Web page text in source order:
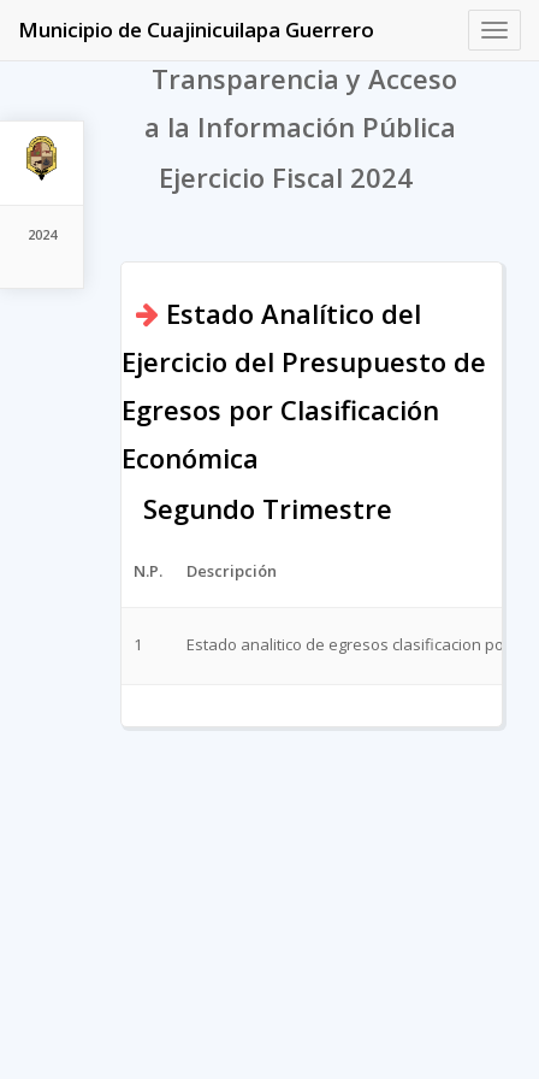
2024
Municipio de Cuajinicuilapa Guerrero
Transparencia y Acceso
a la Información Pública
Ejercicio Fiscal 2024
Estado Analítico del
Ejercicio del Presupuesto de
Egresos por Clasificación
Económica
Segundo Trimestre
N.P. Descripción
1 Estado analitico de egresos clasificacion por